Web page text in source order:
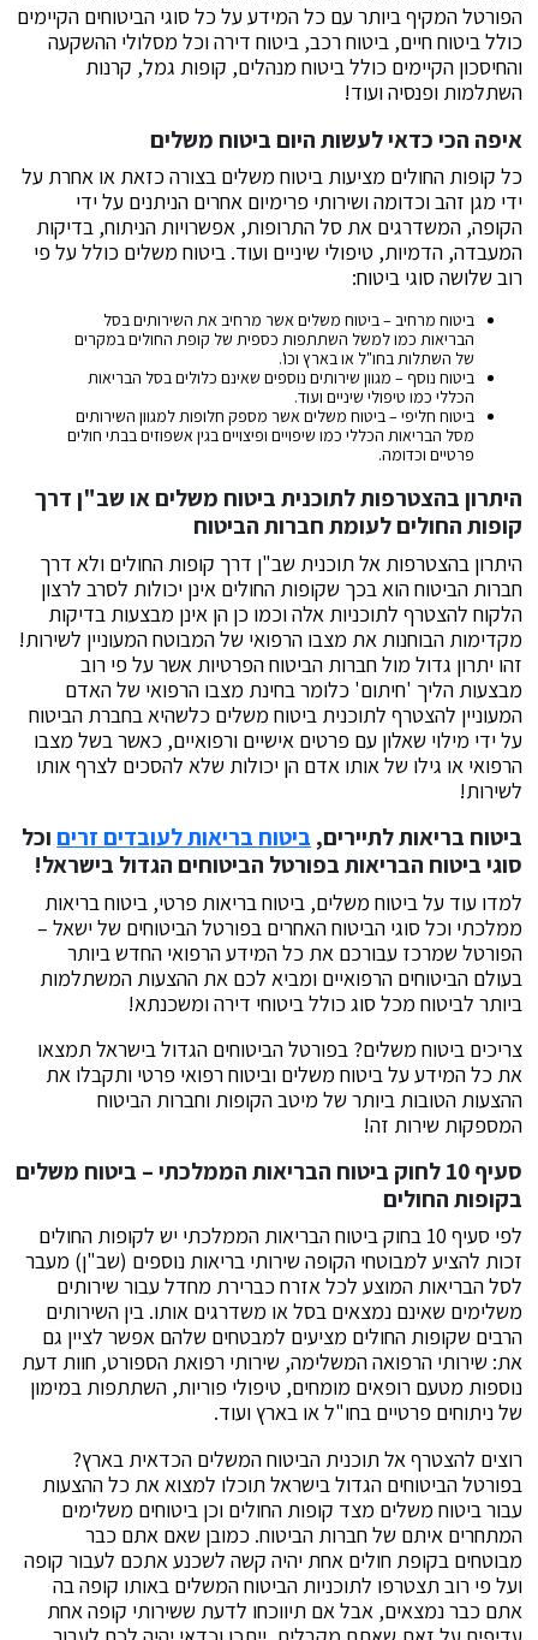
הפורטל המקיף ביותר עם כל המידע על כל סוגי הביטוחים הקיימים
כולל ביטוח חיים, ביטוח רכב, ביטוח דירה וכל מסלולי ההשקעה
והחיסכון הקיימים כולל ביטוח מנהלים, קופות גמל, קרנות
השתלמות ופנסיה ועוד!
איפה הכי כדאי לעשות היום ביטוח משלים
כל קופות החולים מציעות ביטוח משלים בצורה כזאת או אחרת על
ידי מגן זהב וכדומה ושירותי פרימיום אחרים הניתנים על ידי
הקופה, המשדרגים את סל התרופות, אפשרויות הניתוח, בדיקות
המעבדה, הדמיות, טיפולי שיניים ועוד. ביטוח משלים כולל על פי
רוב שלושה סוגי ביטוח:
ביטוח מרחיב – ביטוח משלים אשר מרחיב את השירותים בסל
הבריאות כמו למשל השתתפות כספית של קופת החולים במקרים
של השתלות בחו"ל או בארץ וכו'.
ביטוח נוסף – מגוון שירותים נוספים שאינם כלולים בסל הבריאות
הכללי כמו טיפולי שיניים ועוד.
ביטוח חליפי – ביטוח משלים אשר מספק חלופות למגוון השירותים
מסל הבריאות הכללי כמו שיפויים ופיצויים בגין אשפוזים בבתי חולים
פרטיים וכדומה.
היתרון בהצטרפות לתוכנית ביטוח משלים או שב"ן דרך
קופות החולים לעומת חברות הביטוח
היתרון בהצטרפות אל תוכנית שב"ן דרך קופות החולים ולא דרך
חברות הביטוח הוא בכך שקופות החולים אינן יכולות לסרב לרצון
הלקוח להצטרף לתוכניות אלה וכמו כן הן אינן מבצעות בדיקות
מקדימות הבוחנות את מצבו הרפואי של המבוטח המעוניין לשירות!
זהו יתרון גדול מול חברות הביטוח הפרטיות אשר על פי רוב
מבצעות הליך 'חיתום' כלומר בחינת מצבו הרפואי של האדם
המעוניין להצטרף לתוכנית ביטוח משלים כלשהיא בחברת הביטוח
על ידי מילוי שאלון עם פרטים אישיים ורפואיים, כאשר בשל מצבו
הרפואי או גילו של אותו אדם הן יכולות שלא להסכים לצרף אותו
לשירות!
ביטוח בריאות לתיירים, ביטוח בריאות לעובדים זריםוכל
סוגי ביטוח הבריאות בפורטל הביטוחים הגדול בישראל!
למדו עוד על ביטוח משלים, ביטוח בריאות פרטי, ביטוח בריאות
ממלכתי וכל סוגי הביטוח האחרים בפורטל הביטוחים של ישאל –
הפורטל שמרכז עבורכם את כל המידע הרפואי החדש ביותר
בעולם הביטוחים הרפואיים ומביא לכם את ההצעות המשתלמות
ביותר לביטוח מכל סוג כולל ביטוחי דירה ומשכנתא!
צריכים ביטוח משלים? בפורטל הביטוחים הגדול בישראל תמצאו
את כל המידע על ביטוח משלים וביטוח רפואי פרטי ותקבלו את
ההצעות הטובות ביותר של מיטב הקופות וחברות הביטוח
המספקות שירות זה!
סעיף 10 לחוק ביטוח הבריאות הממלכתי – ביטוח משלים
בקופות החולים
לפי סעיף 10 בחוק ביטוח הבריאות הממלכתי יש לקופות החולים
זכות להציע למבוטחי הקופה שירותי בריאות נוספים (שב"ן) מעבר
לסל הבריאות המוצע לכל אזרח כברירת מחדל עבור שירותים
משלימים שאינם נמצאים בסל או משדרגים אותו. בין השירותים
הרבים שקופות החולים מציעים למבטחים שלהם אפשר לציין גם
את: שירותי הרפואה המשלימה, שירותי רפואת הספורט, חוות דעת
נוספות מטעם רופאים מומחים, טיפולי פוריות, השתתפות במימון
של ניתוחים פרטיים בחו"ל או בארץ ועוד.
רוצים להצטרף אל תוכנית הביטוח המשלים הכדאית בארץ?
בפורטל הביטוחים הגדול בישראל תוכלו למצוא את כל ההצעות
עבור ביטוח משלים מצד קופות החולים וכן ביטוחים משלימים
המתחרים איתם של חברות הביטוח. כמובן שאם אתם כבר
מבוטחים בקופת חולים אחת יהיה קשה לשכנע אתכם לעבור קופה
ועל פי רוב תצטרפו לתוכניות הביטוח המשלים באותו קופה בה
אתם כבר נמצאים, אבל אם תיווכחו לדעת ששירותי קופה אחת